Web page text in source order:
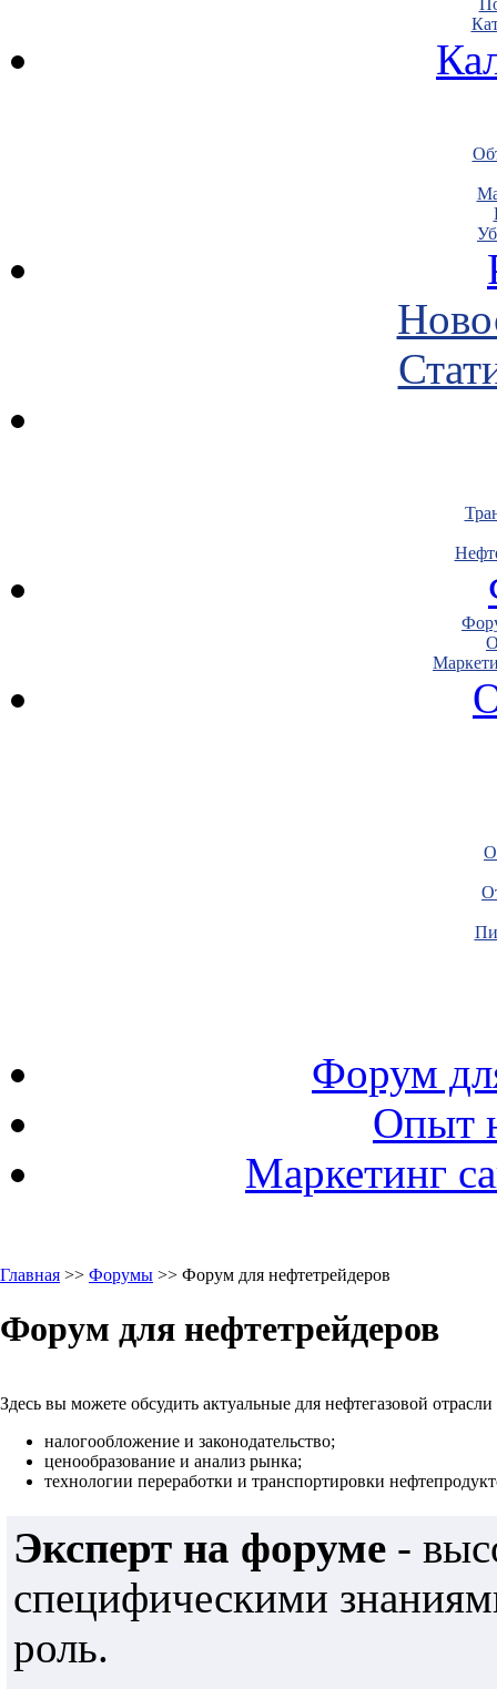
Форум
Опыт
Маркетинг
Главная >> Форумы >> Форум для нефтетрейдеров
Форум для нефтетрейдеров
Здесь вы можете обсудить актуальные для нефтегазовой
налогообложение и законодательство;
ценообразование и анализ рынка;
технологии переработки и транспортировки
Эксперт на форуме -
специфическими
роль.